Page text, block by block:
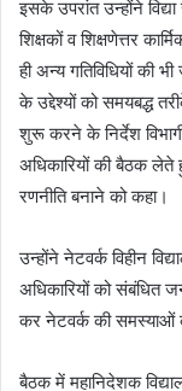
इसके उपरांत उन्होंने
शिक्षकों व शिक्षणेत्तर
ही अन्य गतिविधियों की
के उद्देश्यों को समयबद्ध
शुरू करने के निर्देश
अधिकारियों की बैठक लेते
रणनीति बनाने को कहा।
उन्होंने नेटवर्क विहीन
अधिकारियों को संबंधित
कर नेटवर्क की समस्याओं
बैठक में महानिदेशक